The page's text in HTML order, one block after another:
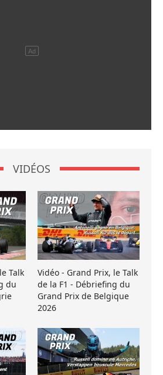
VIDÉOS
Talk
du
Vidéo - Grand Prix, le Talk
de la F1 - Débriefing du
Grand Prix de Belgique
2026